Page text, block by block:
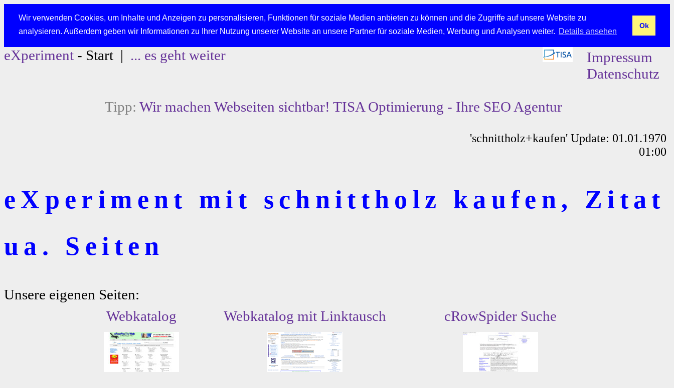
Wir verwenden Cookies, um Inhalte und Anzeigen zu personalisieren, Funktionen für soziale Medien anbieten zu können und die Zugriffe auf unsere Website zu
analysieren. Außerdem geben wir Informationen zu Ihrer Nutzung unserer Website an unsere Partner für soziale Medien, Werbung und Analysen weiter. Details ansehen
Ok
eXperiment - Start | ... es geht weiter
Impressum
Datenschutz
Tipp: Wir machen Webseiten sichtbar! TISA Optimierung - Ihre SEO Agentur
'schnittholz+kaufen' Update: 01.01.1970
01:00
eXperiment mit schnittholz kaufen, Zitat
ua. Seiten
Unsere eigenen Seiten:
Webkatalog
Webkatalog mit Linktausch cRowSpider Suche